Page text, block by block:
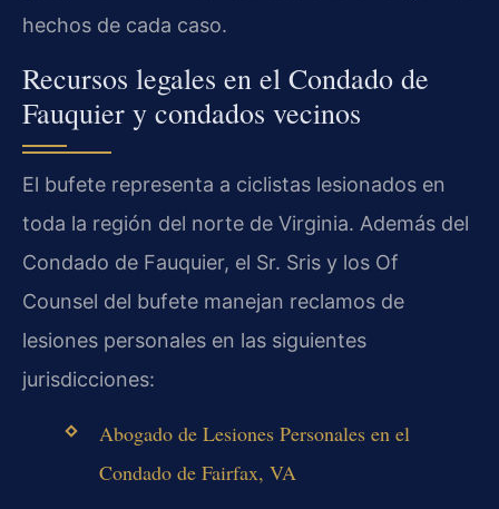
hechos de cada caso.
Recursos legales en el Condado de
Fauquier y condados vecinos
El bufete representa a ciclistas lesionados en
toda la región del norte de Virginia. Además del
Condado de Fauquier, el Sr. Sris y los Of
Counsel del bufete manejan reclamos de
lesiones personales en las siguientes
jurisdicciones:
Abogado de Lesiones Personales en el
Condado de Fairfax, VA